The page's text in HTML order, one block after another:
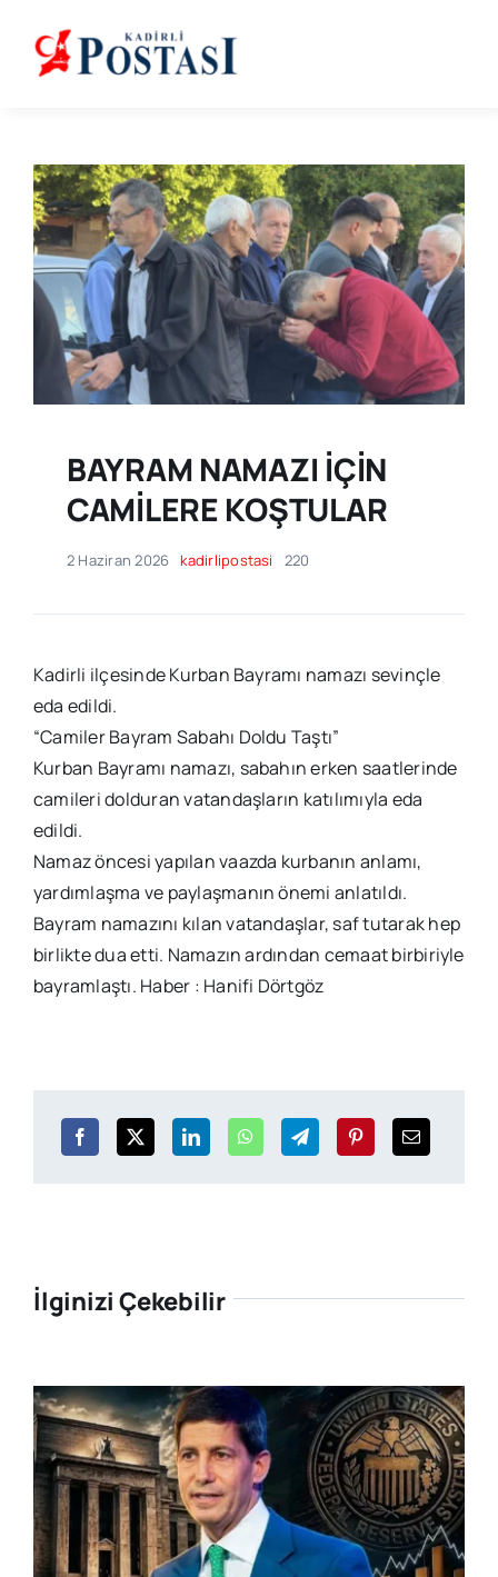
content
BAYRAM NAMAZI İÇİN
CAMİLERE KOŞTULAR
2 Haziran 2026 kadirlipostasi 220
Kadirli ilçesinde Kurban Bayramı namazı sevinçle
eda edildi.
“Camiler Bayram Sabahı Doldu Taştı”
Kurban Bayramı namazı, sabahın erken saatlerinde
camileri dolduran vatandaşların katılımıyla eda
edildi.
Namaz öncesi yapılan vaazda kurbanın anlamı,
yardımlaşma ve paylaşmanın önemi anlatıldı.
Bayram namazını kılan vatandaşlar, saf tutarak hep
birlikte dua etti. Namazın ardından cemaat birbiriyle
bayramlaştı. Haber : Hanifi Dörtgöz
İlginizi Çekebilir